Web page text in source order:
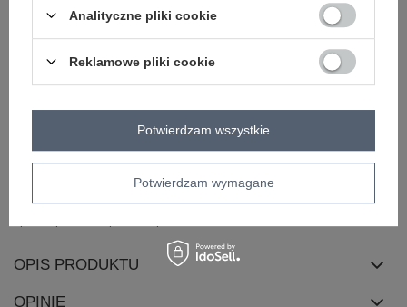
okazja
codzienne
do pracy
dominujący
wiskoza
długość
standardowa
krótki rękaw
50% wiskoza 30% nylon 20% elastan
OPIS PRODUKTU
OPINIE
Analityczne pliki cookie
Reklamowe pliki cookie
Potwierdzam wymagane
Potwierdzam wszystkie